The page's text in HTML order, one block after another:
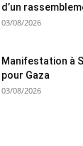
d’un
03/08/2026
Manifestation à
pour Gaza
03/08/2026